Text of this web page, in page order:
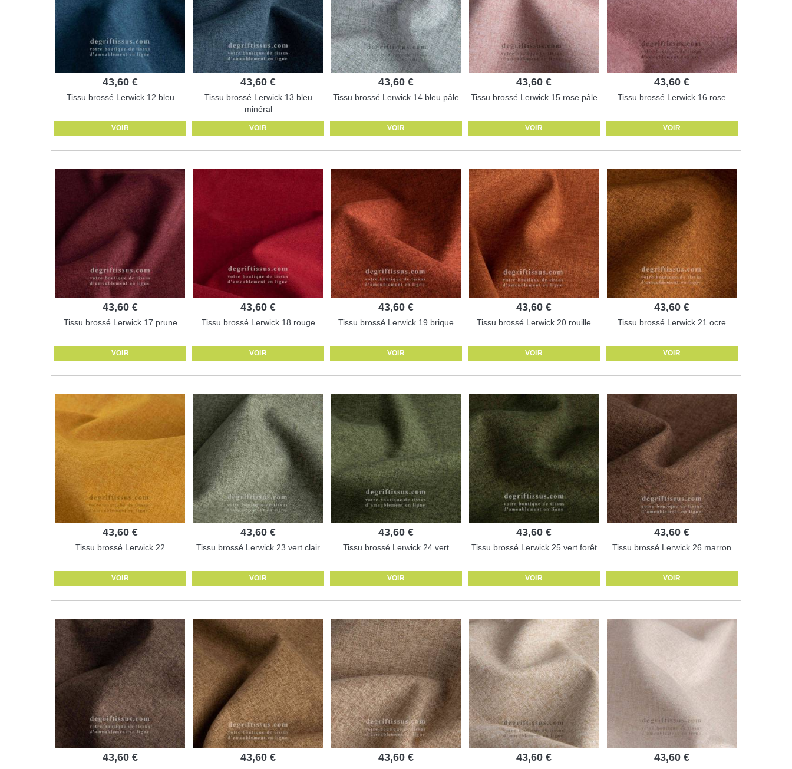
43,60 €
Tissu brossé Lerwick 12 bleu
VOIR
43,60 €
Tissu brossé Lerwick 13 bleu
minéral
VOIR
43,60 €
Tissu brossé Lerwick 14 bleu pâle
VOIR
43,60 €
Tissu brossé Lerwick 15 rose pâle
VOIR
43,60 €
Tissu brossé Lerwick 16 rose
VOIR
43,60 €
Tissu brossé Lerwick 17 prune
VOIR
43,60 €
Tissu brossé Lerwick 18 rouge
VOIR
43,60 €
Tissu brossé Lerwick 19 brique
VOIR
43,60 €
Tissu brossé Lerwick 20 rouille
VOIR
43,60 €
Tissu brossé Lerwick 21 ocre
VOIR
43,60 €
Tissu brossé Lerwick 22
VOIR
43,60 €
Tissu brossé Lerwick 23 vert clair
VOIR
43,60 €
Tissu brossé Lerwick 24 vert
VOIR
43,60 €
Tissu brossé Lerwick 25 vert forêt
VOIR
43,60 €
Tissu brossé Lerwick 26 marron
VOIR
43,60 € 43,60 € 43,60 € 43,60 € 43,60 €